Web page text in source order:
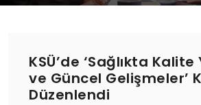
KSÜ’de ‘Sağlıkta
ve Güncel Gelişmeler’
Düzenlendi